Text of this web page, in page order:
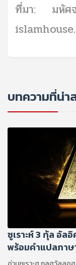
ที่มา: มหัศจ
บทความที่น่า
ซูเราะห์ 3 กุ้ล อัล
พร้อมคำแปลภาษ